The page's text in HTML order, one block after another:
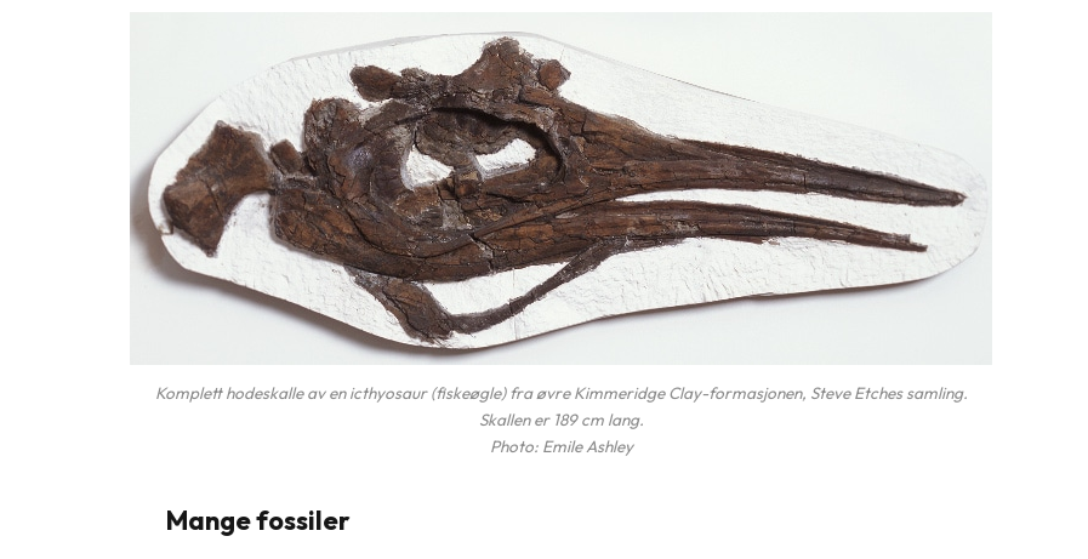
Komplett hodeskalle av en icthyosaur (fiskeøgle) fra øvre Kimmeridge Clay-formasjonen, Steve Etches samling.
Skallen er 189 cm lang.
Photo: Emile Ashley
Mange fossiler